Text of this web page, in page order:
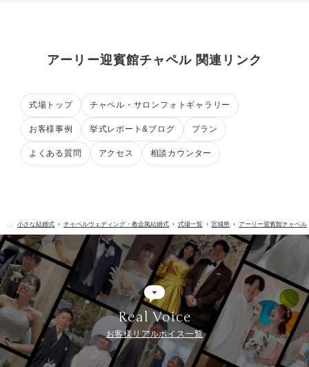
アーリー迎賓館チャペル 関連リンク
式場トップ チャペル・サロンフォトギャラリー
お客様事例 挙式レポート&ブログ プラン
よくある質問 アクセス 相談カウンター
小さな結婚式 チャペルウェディング・教会風結婚式 式場一覧 宮城県 アーリー迎賓館チャペル
Real Voice
お客様リアルボイス一覧